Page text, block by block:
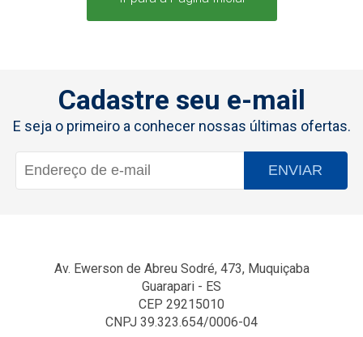
Cadastre seu e-mail
E seja o primeiro a conhecer nossas últimas ofertas.
ENVIAR
Av. Ewerson de Abreu Sodré, 473, Muquiçaba
Guarapari - ES
CEP 29215010
CNPJ 39.323.654/0006-04